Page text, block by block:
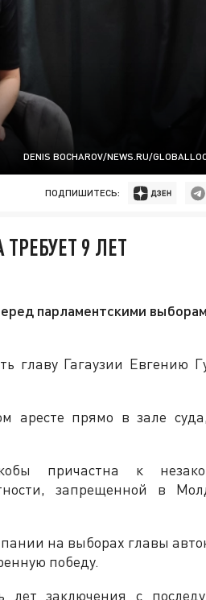
DENIS BOCHAROV/NEWS.RU/
ПОДПИШИТЕСЬ:
9 ЛЕТ
парламентскими
главу Гагаузии Евгению
аресте прямо в зале
причастна к
запрещенной в
на выборах главы
победу.
лет заключения с